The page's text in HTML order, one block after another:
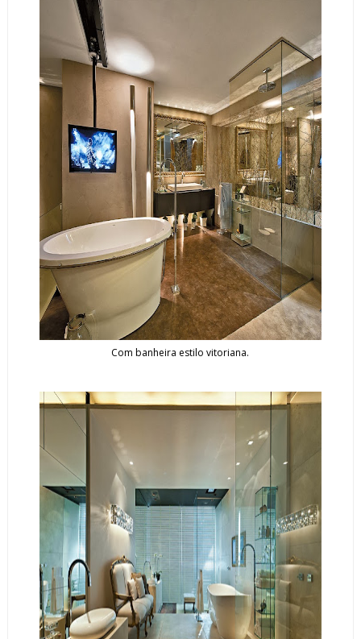
Com banheira estilo vitoriana.